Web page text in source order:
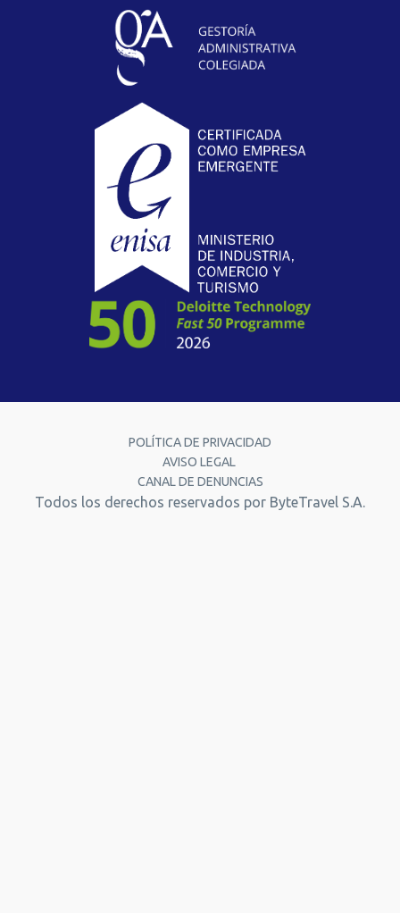
Todos los derechos reservados por ByteTravel S.A.
POLÍTICA DE PRIVACIDAD
AVISO LEGAL
CANAL DE DENUNCIAS